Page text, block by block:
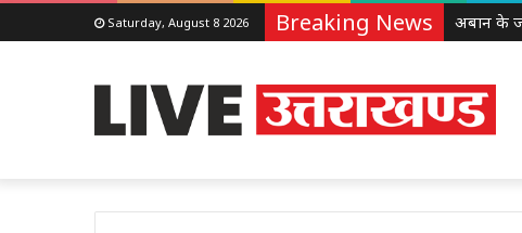
Saturday, August 8 2026 Breaking News